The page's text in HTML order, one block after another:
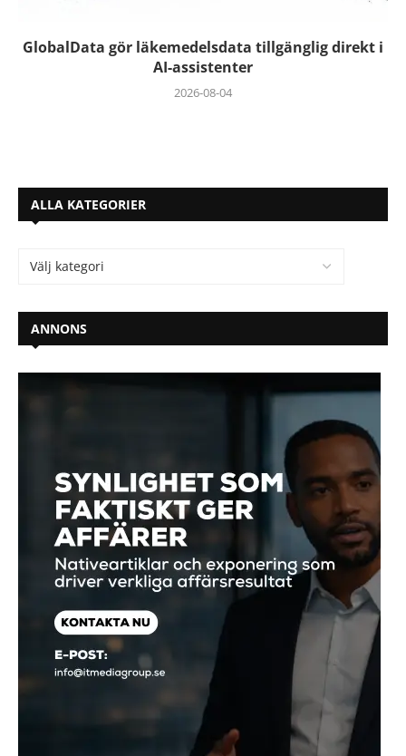
GlobalData gör läkemedelsdata tillgänglig direkt i
AI-assistenter
2026-08-04
ALLA KATEGORIER
ANNONS